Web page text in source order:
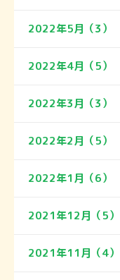
2022年5月（3）
2022年4月（5）
2022年3月（3）
2022年2月（5）
2022年1月（6）
2021年12月（5）
2021年11月（4）